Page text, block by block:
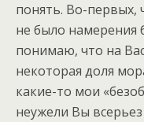
понять. Во-первых,
не было намерения
понимаю, что на
некоторая доля
какие-то мои
неужели Вы